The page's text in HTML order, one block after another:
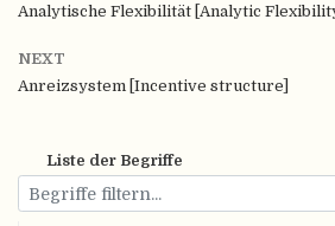
Liste der Begriffe
Analytische Flexibilität [Analytic
NEXT
Anreizsystem [Incentive structure]